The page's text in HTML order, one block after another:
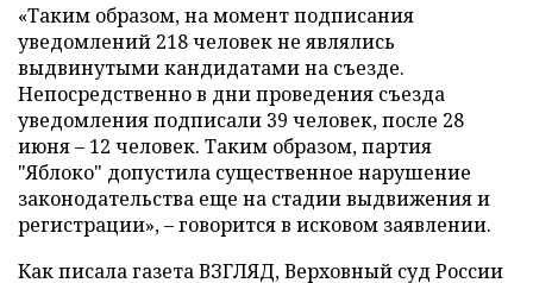
«Таким образом, на момент подписания
уведомлений 218 человек не являлись
выдвинутыми кандидатами на съезде.
Непосредственно в дни проведения съезда
уведомления подписали 39 человек, после 28
июня – 12 человек. Таким образом, партия
"Яблоко" допустила существенное нарушение
законодательства еще на стадии выдвижения и
регистрации», – говорится в исковом заявлении.
Как писала газета ВЗГЛЯД, Верховный суд России